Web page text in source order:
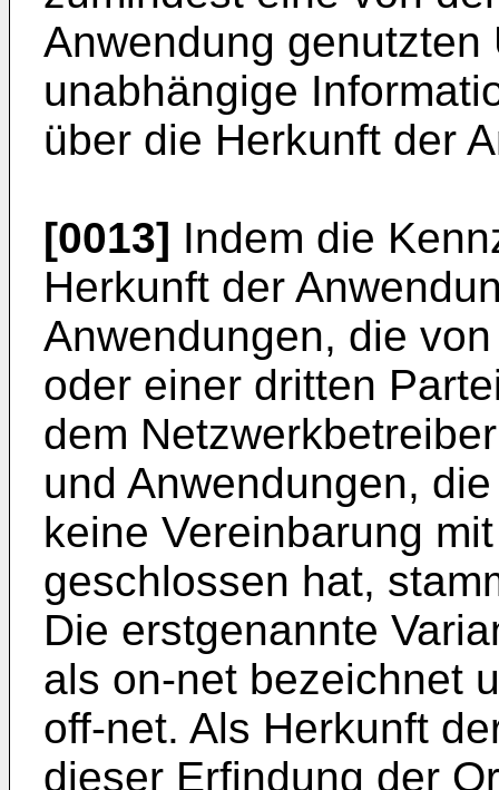
Anwendung
unabhängige
über die Herkunft der
[0013] Indem die
Herkunft der
Anwendungen, die
oder einer dritten
dem
und Anwendungen,
keine Vereinbarung
geschlossen hat,
Die erstgenannte
als on-net bezeichnet
off-net. Als Herkunft
dieser Erfindung der